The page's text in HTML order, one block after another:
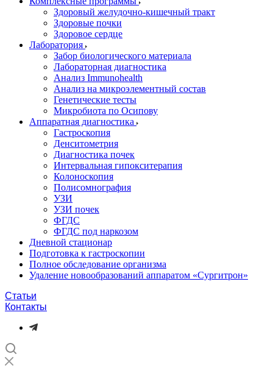
Здоровый желудочно-кишечный тракт
Здоровые почки
Здоровое сердце
Лаборатория
Забор биологического материала
Лабораторная диагностика
Анализ Immunohealth
Анализ на микроэлементный состав
Генетические тесты
Микробиота по Осипову
Аппаратная диагностика
Гастроскопия
Денситометрия
Диагностика почек
Интервальная гипокситерапия
Колоноскопия
Полисомнография
УЗИ
УЗИ почек
ФГДС
ФГДС под наркозом
Дневной стационар
Подготовка к гастроскопии
Полное обследование организма
Удаление новообразований аппаратом «Сургитрон»‎
Статьи
Контакты